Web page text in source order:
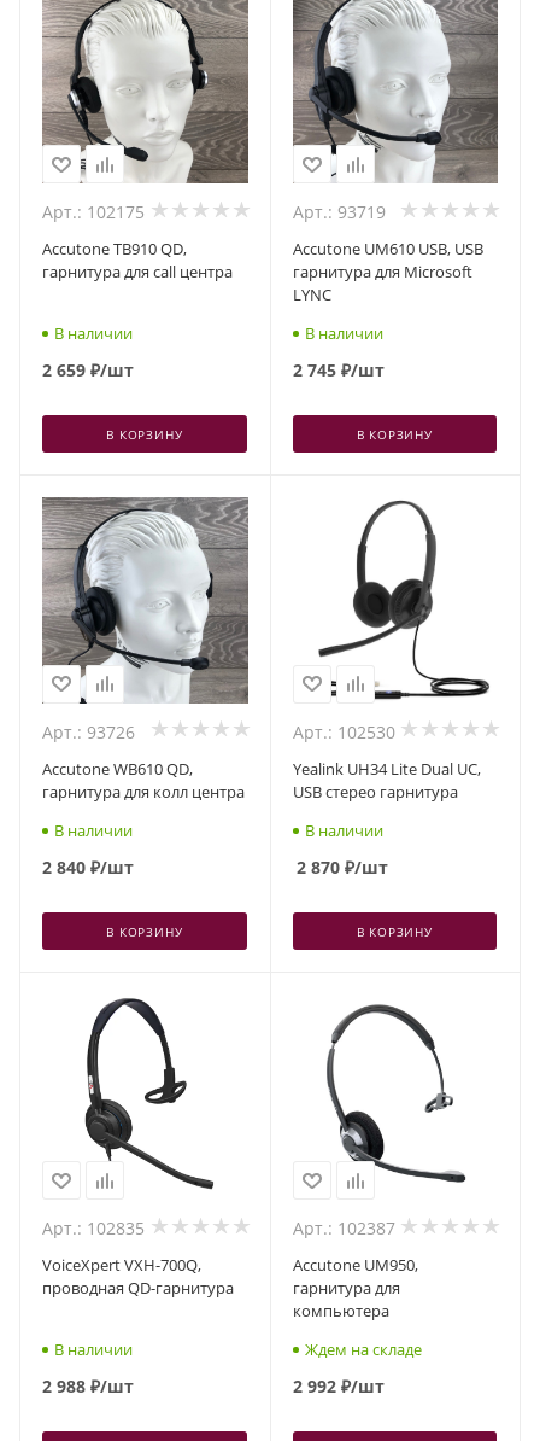
Арт.: 102175
Accutone TB910 QD,
гарнитура для call центра
В наличии
2 659 ₽/шт
В КОРЗИНУ
Арт.: 93719
Accutone UM610 USB, USB
гарнитура для Microsoft
LYNC
В наличии
2 745₽/шт
В КОРЗИНУ
Арт.: 93726
Accutone WB610 QD,
гарнитура для колл центра
В наличии
2 840 ₽/шт
В КОРЗИНУ
Арт.: 102530
Yealink UH34 Lite Dual UC,
USB стерео гарнитура
В наличии
2 870₽/шт
В КОРЗИНУ
Арт.: 102835
VoiceXpert VXH-700Q,
проводная QD-гарнитура
В наличии
2 988 ₽/шт
Арт.: 102387
Accutone UM950,
гарнитура для
компьютера
Ждем на складе
2 992₽/шт